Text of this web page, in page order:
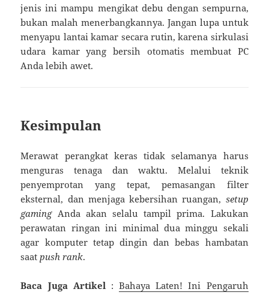
jenis ini mampu mengikat debu dengan sempurna,
bukan malah menerbangkannya. Jangan lupa untuk
menyapu lantai kamar secara rutin, karena sirkulasi
udara kamar yang bersih otomatis membuat PC
Anda lebih awet.
Kesimpulan
Merawat perangkat keras tidak selamanya harus
menguras tenaga dan waktu. Melalui teknik
penyemprotan yang tepat, pemasangan filter
eksternal, dan menjaga kebersihan ruangan, setup
gamingAnda akan selalu tampil prima. Lakukan
perawatan ringan ini minimal dua minggu sekali
agar komputer tetap dingin dan bebas hambatan
saat push rank.
Baca Juga Artikel :Bahaya Laten! Ini Pengaruh